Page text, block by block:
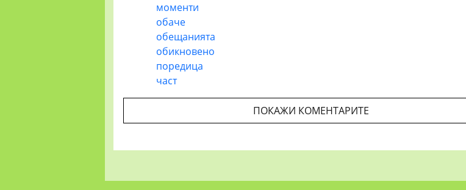
моменти
обаче
обещанията
обикновено
поредица
част
ПОКАЖИ КОМЕНТАРИТЕ